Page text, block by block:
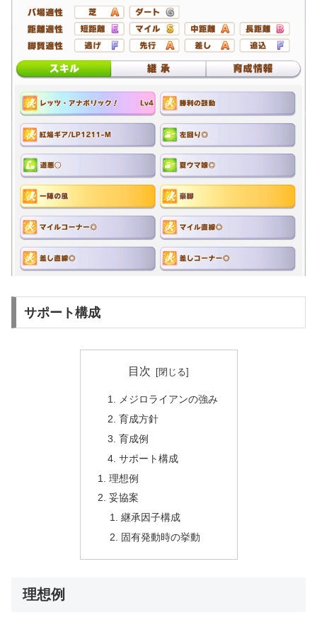
サポート構成
目次
メジロライアンの強み
育成方針
育成例
サポート構成
理想例
妥協案
継承因子構成
固有発動時の挙動
理想例